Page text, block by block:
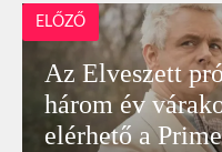
ELŐZŐ
Az Elveszett
három év
elérhető a